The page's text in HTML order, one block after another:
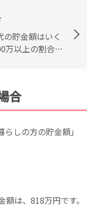
の貯金額はいく
万以上の割合も
合
しの方の貯金額」
は、818万円です。